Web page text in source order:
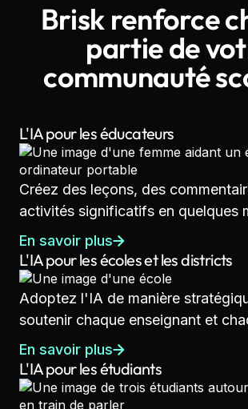
Brisk renforce
partie de
communauté
L'IA pour les éducateurs
Créez des leçons, des
activités significatifs en quelques
En savoir plus
L'IA pour les écoles et les districts
Adoptez l'IA de manière
soutenir chaque enseignant et
En savoir plus
L'IA pour les étudiants